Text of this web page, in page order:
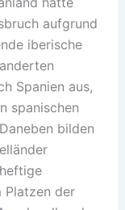
aufgrund
iberische
Spanien aus,
spanischen
bilden
Platzen der